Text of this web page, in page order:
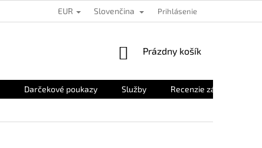
EUR Slovenčina Prihlásenie
NÁKUPNÝ
Prázdny košík
Darčekové poukazy Služby Recenzie zákazníkov